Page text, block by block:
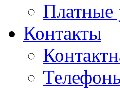
Платные
Контакты